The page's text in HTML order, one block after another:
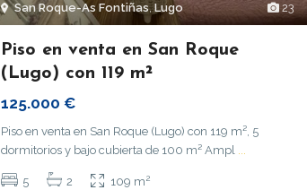
23
San Roque-As Fontiñas,Lugo
Piso en venta en San Roque
(Lugo) con 119 m²
125.000 €
Piso en venta en San Roque (Lugo) con 119 m², 5
dormitorios y bajo cubierta de 100 m² Ampl ...
5 2 109 m2